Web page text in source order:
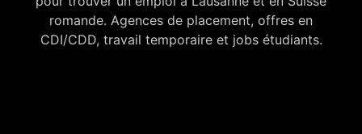
romande. Agences de placement, offres en
CDI/CDD, travail temporaire et jobs étudiants.